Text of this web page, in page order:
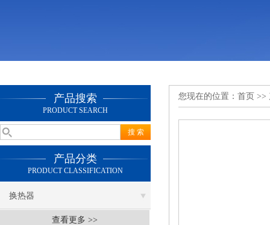
产品搜索
PRODUCT SEARCH
产品分类
PRODUCT CLASSIFICATION
换热器
查看更多 >>
您现在的位置： 首页 >>